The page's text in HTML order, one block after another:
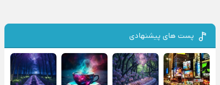
پست های پیشنهادی